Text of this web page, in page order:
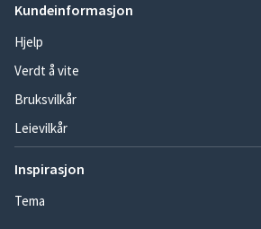
Kundeinformasjon
Hjelp
Verdt å vite
Bruksvilkår
Leievilkår
Inspirasjon
Tema